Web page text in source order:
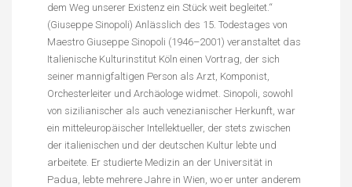
dem Weg unserer Existenz ein Stück weit begleitet.“
(Giuseppe Sinopoli) Anlässlich des 15. Todestages von
Maestro Giuseppe Sinopoli (1946–2001) veranstaltet das
Italienische Kulturinstitut Köln einen Vortrag, der sich
seiner mannigfaltigen Person als Arzt, Komponist,
Orchesterleiter und Archäologe widmet. Sinopoli, sowohl
von sizilianischer als auch venezianischer Herkunft, war
ein mitteleuropäischer Intellektueller, der stets zwischen
der italienischen und der deutschen Kultur lebte und
arbeitete. Er studierte Medizin an der Universität in
Padua, lebte mehrere Jahre in Wien, wo er unter anderem